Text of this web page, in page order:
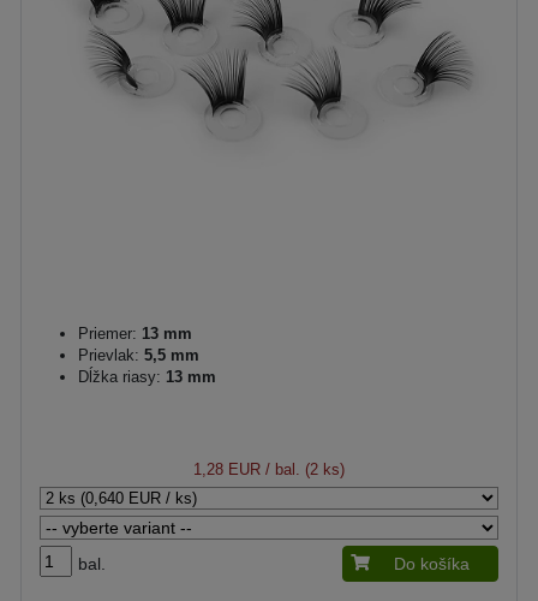
Priemer: 13 mm
Prievlak: 5,5 mm
Dĺžka riasy: 13 mm
1,28 EUR / bal. (2 ks)
bal. Do košíka